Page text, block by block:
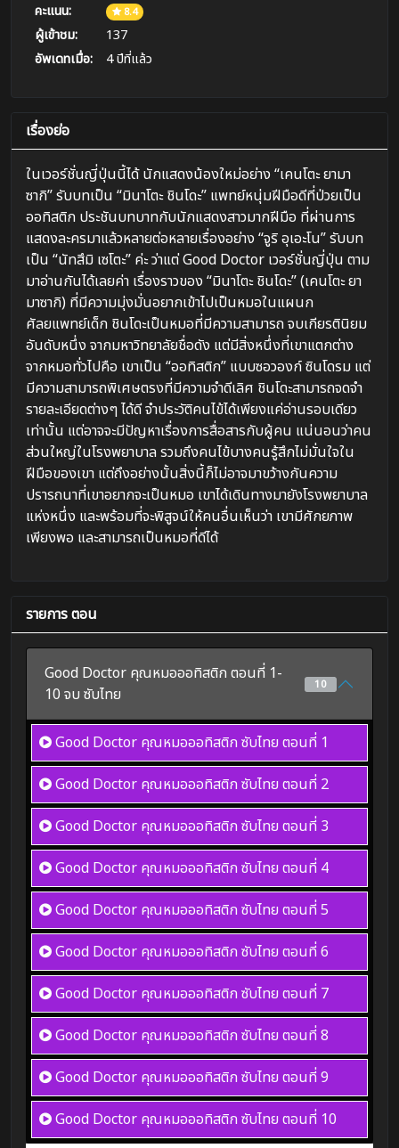
คะแนน: 8.4
ผู้เข้าชม:
137
อัพเดทเมื่อ:
4 ปีที่แล้ว
เรื่องย่อ
ในเวอร์ชั่นญี่ปุ่นนี้ได้ นักแสดงน้องใหม่อย่าง “เคนโตะ ยามา
ซากิ” รับบทเป็น “มินาโตะ ชินโดะ” แพทย์หนุ่มฝีมือดีที่ป่วยเป็น
ออทิสติก ประชันบทบาทกับนักแสดงสาวมากฝีมือ ที่ผ่านการ
แสดงละครมาแล้วหลายต่อหลายเรื่องอย่าง “จูริ อุเอะโน” รับบท
เป็น “นัทสึมิ เซโตะ” ค่ะ ว่าแต่ Good Doctor เวอร์ชั่นญี่ปุ่น ตาม
มาอ่านกันได้เลยค่า เรื่องราวของ “มินาโตะ ชินโดะ” (เคนโตะ ยา
มาซากิ) ที่มีความมุ่งมั่นอยากเข้าไปเป็นหมอในแผนก
ศัลยแพทย์เด็ก ชินโดะเป็นหมอที่มีความสามารถ จบเกียรตินิยม
อันดับหนึ่ง จากมหาวิทยาลัยชื่อดัง แต่มีสิ่งหนึ่งที่เขาแตกต่าง
จากหมอทั่วไปคือ เขาเป็น “ออทิสติก” แบบซอวองก์ ซินโดรม แต่
มีความสามารถพิเศษตรงที่มีความจำดีเลิศ ชินโดะสามารถจดจำ
รายละเอียดต่างๆ ได้ดี จำประวัติคนไข้ได้เพียงแค่อ่านรอบเดียว
เท่านั้น แต่อาจจะมีปัญหาเรื่องการสื่อสารกับผู้คน แน่นอนว่าคน
ส่วนใหญ่ในโรงพยาบาล รวมถึงคนไข้บางคนรู้สึกไม่มั่นใจใน
ฝีมือของเขา แต่ถึงอย่างนั้นสิ่งนี้ก็ไม่อาจมาขว้างกันความ
ปรารถนาที่เขาอยากจะเป็นหมอ เขาได้เดินทางมายังโรงพยาบาล
แห่งหนึ่ง และพร้อมที่จะพิสูจน์ให้คนอื่นเห็นว่า เขามีศักยภาพ
เพียงพอ และสามารถเป็นหมอที่ดีได้
รายการ ตอน
Good Doctor คุณหมอออทิสติก ตอนที่ 1-
10 จบ ซับไทย
10
Good Doctor คุณหมอออทิสติก ซับไทยตอนที่ 1
Good Doctor คุณหมอออทิสติก ซับไทยตอนที่ 2
Good Doctor คุณหมอออทิสติก ซับไทยตอนที่ 3
Good Doctor คุณหมอออทิสติก ซับไทยตอนที่ 4
Good Doctor คุณหมอออทิสติก ซับไทยตอนที่ 5
Good Doctor คุณหมอออทิสติก ซับไทยตอนที่ 6
Good Doctor คุณหมอออทิสติก ซับไทยตอนที่ 7
Good Doctor คุณหมอออทิสติก ซับไทยตอนที่ 8
Good Doctor คุณหมอออทิสติก ซับไทยตอนที่ 9
Good Doctor คุณหมอออทิสติก ซับไทยตอนที่ 10